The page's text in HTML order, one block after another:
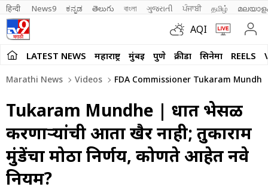
हिन्दी News9 ಕನ್ನಡ తెలుగు বাংলা ગુજરાતી ਪੰਜਾਬੀ தமிழ்
AQI
LATEST NEWS महाराष्ट्र मुंबई पुणे क्रीडा सिनेमा REELS
Marathi News Videos FDA Commissioner Tukaram
Tukaram Mundhe | दुधात भेसळ
करणाऱ्यांची आता खैर नाही; तुकाराम
मुंडेंचा मोठा निर्णय, कोणते आहेत नवे
नियम?